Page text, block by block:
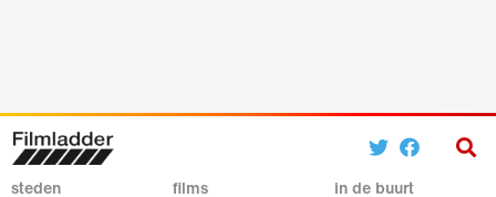
steden films in de buurt